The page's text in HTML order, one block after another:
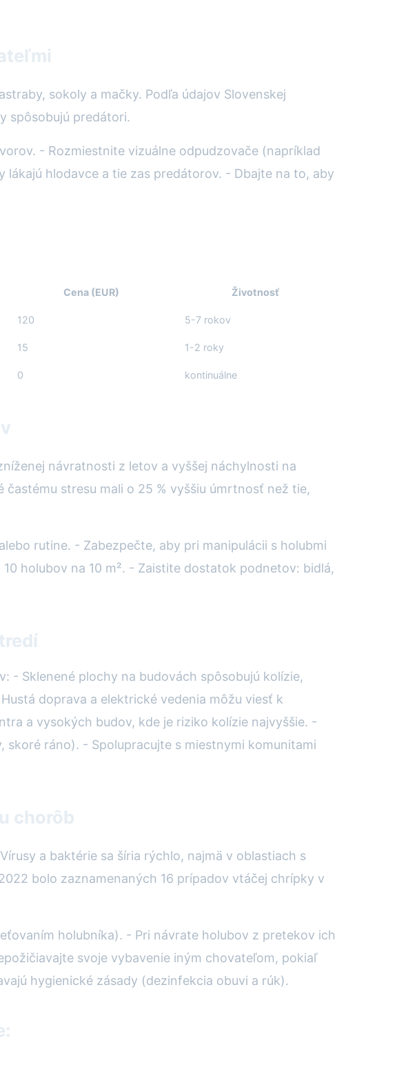
sokoly a mačky. Podľa údajov Slovenskej
spôsobujú predátori.
- Rozmiestnite vizuálne odpudzovače (napríklad
hlodavce a tie zas predátorov. - Dbajte na to, aby
Cena (EUR) Životnosť
120 5-7 rokov
15 1-2 roky
0 kontinuálne
návratnosti z letov a vyššej náchylnosti na
stresu mali o 25 % vyššiu úmrtnosť než tie,
rutine. - Zabezpečte, aby pri manipulácii s holubmi
holubov na 10 m². - Zaistite dostatok podnetov: bidlá,
- Sklenené plochy na budovách spôsobujú kolízie,
doprava a elektrické vedenia môžu viesť k
a vysokých budov, kde je riziko kolízie najvyššie. -
ráno). - Spolupracujte s miestnymi komunitami
chorôb
a baktérie sa šíria rýchlo, najmä v oblastiach s
bolo zaznamenaných 16 prípadov vtáčej chrípky v
holubníka). - Pri návrate holubov z pretekov ich
svoje vybavenie iným chovateľom, pokiaľ
hygienické zásady (dezinfekcia obuvi a rúk).